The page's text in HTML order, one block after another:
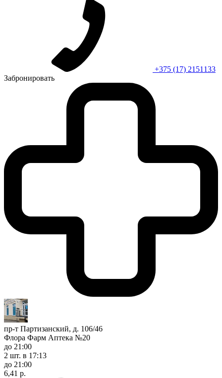
+375 (17) 2151133
Забронировать
пр-т Партизанский, д. 106/46
Флора Фарм Аптека №20
до 21:00
2 шт. в 17:13
до 21:00
6,41 р.